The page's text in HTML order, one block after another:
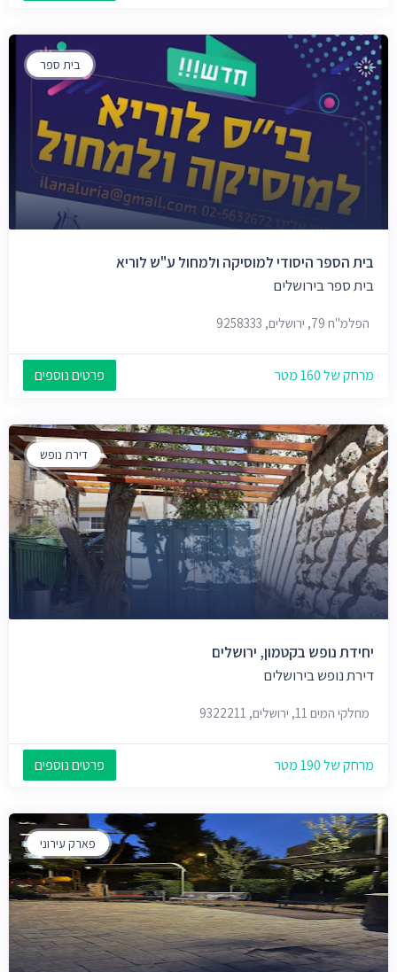
בית ספר
בית הספר היסודי למוסיקה ולמחול ע"ש לוריא
בית ספר בירושלים
הפלמ"ח 79, ירושלים, 9258333
מרחק של 160 מטר פרטים נוספים
דירת נופש
יחידת נופש בקטמון, ירושלים
דירת נופש בירושלים
מחלקי המים 11, ירושלים, 9322211
מרחק של 190 מטר פרטים נוספים
פארק עירוני